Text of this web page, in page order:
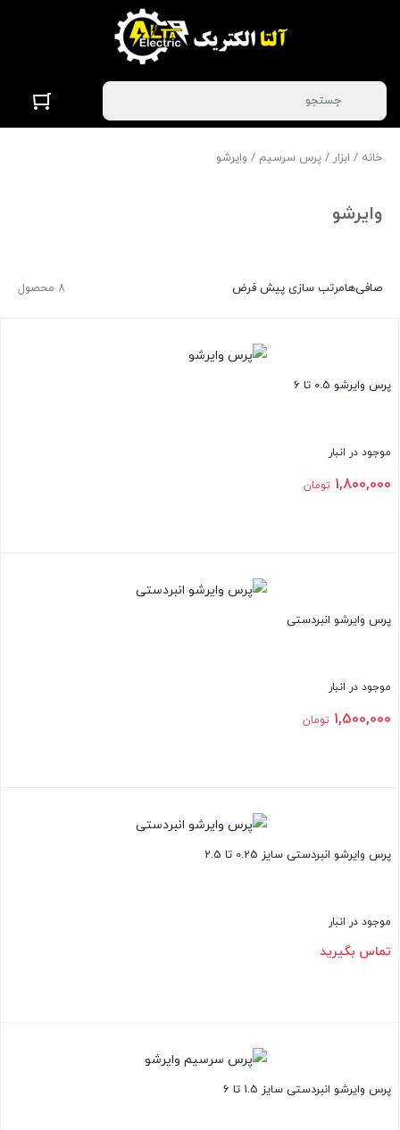
خانه / ابزار / پرس سرسیم / وایرشو
وایرشو
8 محصول صافی‌هامرتب سازی پیش فرض
پرس وایرشو 0.5 تا 6
موجود در انبار
1,800,000 تومان
پرس وایرشو انبردستی
موجود در انبار
1,500,000 تومان
پرس وایرشو انبردستی سایز 0.25 تا 2.5
موجود در انبار
تماس بگیرید
پرس وایرشو انبردستی سایز 1.5 تا 6